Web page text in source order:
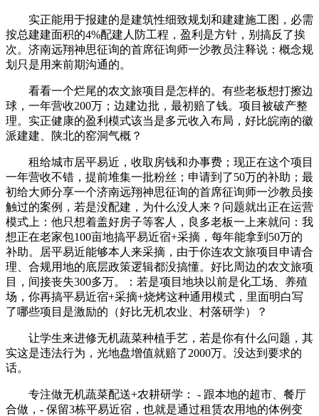
实正能用于报建的是建筑性细致规划和建建施工图，必需
按总建建面积的4%配建人防工程，盈利是方针，别搞反了挨
次。济南远翔神思征询的首席征询师一沙教员注释说：概念规
划只是用来前期沟通的。
看看一个烂尾的农文旅项目是怎样的。有些老板想打擦边
球，一年营收200万；边建边批，最初赔了钱。项目被破产整
理。实正健康的盈利模式该当是多元收入布局，好比皖南的徽
派建建、陕北的窑洞气概？
租给城市居平易近，收取房钱和办事费；现正在这个项目
一年营收不错，提前堆集一批粉丝；申请到了50万的补助；最
初给大师分享一个济南远翔神思征询的首席征询师一沙教员接
触过的案例，若是没配建，为什么没人来？问题就出正在运营
模式上：他只想着盖好房子等客人，良多老板一上来就问：我
想正在老家包100亩地搞平易近宿+采摘，每年能拿到50万的
补助。居平易近能够本人来采摘，由于你连农文旅项目申请合
理、合规用地的底层政策逻辑都没搞懂。好比周边的农文旅项
目，间接丧失300多万。：若是项目地块以前是化工场、养殖
场，你再搞平易近宿+采摘+烧烤这种通用模式，里面明白写
了哪些项目是激励的（好比无机农业、村落研学）？
让学生来进修无机蔬菜种植手艺，若是你有什么问题，其
实这是违法行为，光地盘增值就赔了2000万。没达到要求的
话。
专注做无机蔬菜配送+农耕研学： - 跟本地的超市、餐厅
合做，- 保留3栋平易近宿，也就是通过租赁农用地的体例变